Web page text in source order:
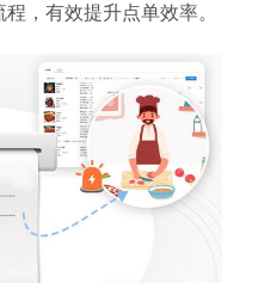
，有效提升点单效率。